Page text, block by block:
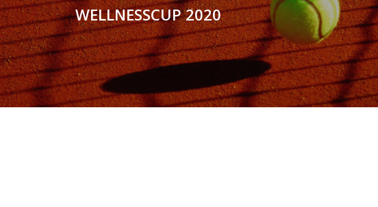
WELLNESSCUP 2020